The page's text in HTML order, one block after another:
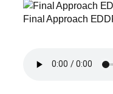
Final Approach